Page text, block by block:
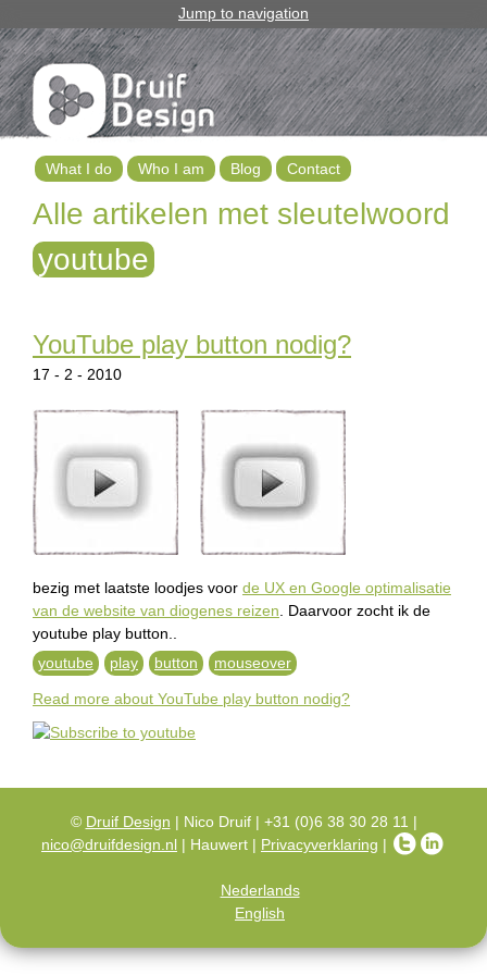
Jump to navigation
Alle artikelen met sleutelwoord
youtube
YouTube play button nodig?
17 - 2 - 2010
bezig met laatste loodjes voor de UX en Google optimalisatie
van de website van diogenes reizen . Daarvoor zocht ik de
youtube play button..
youtube
play button mouseover
Read more about YouTube play button nodig?
M
a
m
n
u
e
n
g
l
i
s
h
What I do Who I am Blog Contact
© Druif Design | Nico Druif | +31 (0)6 38 30 28 11 |
nico@druifdesign.nl | Hauwert | Privacyverklaring |
Nederlands
English